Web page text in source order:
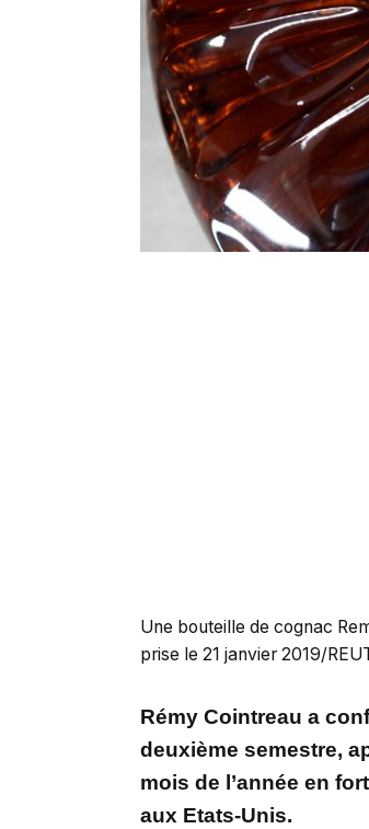
Une bouteille de cognac
prise le 21 janvier 2019/
Rémy Cointreau a
deuxième semestre,
mois de l’année en
aux Etats-Unis.